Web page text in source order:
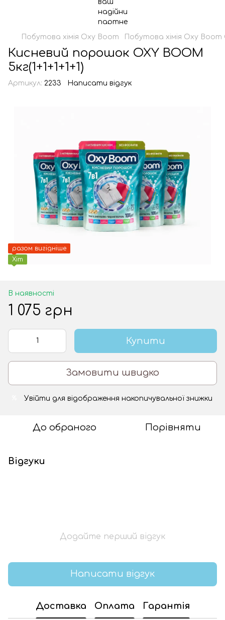
Побутова хімія Oxy Boom Побутова хімія Oxy
Кисневий порошок OXY BOOM
5кг(1+1+1+1+1)
Артикул: 2233 Написати відгук
разом вигідніше
Хіт
В наявності
1 075 грн
Купити
Замовити швидко
Увійти для відображення накопичувальної знижки
До обраного Порівняти
Відгуки
Додайте перший відгук
Написати відгук
Доставка Оплата Гарантія